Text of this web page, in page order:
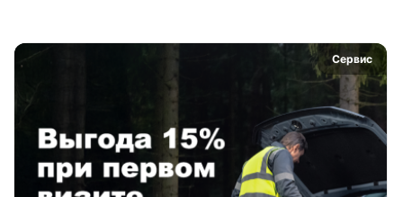
Сервис